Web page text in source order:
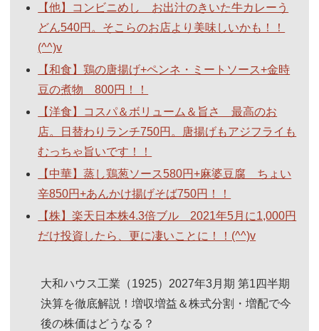
【他】コンビニめし お出汁のきいた牛カレーう
どん540円。そこらのお店より美味しいかも！！
(^^)v
【和食】鶏の唐揚げ+ペンネ・ミートソース+金時
豆の煮物 800円！！
【洋食】コスパ＆ボリューム＆旨さ 最高のお
店。日替わりランチ750円。唐揚げもアジフライも
むっちゃ旨いです！！
【中華】蒸し鶏葱ソース580円+麻婆豆腐 ちょい
辛850円+あんかけ揚げそば750円！！
【株】楽天日本株4.3倍ブル 2021年5月に1,000円
だけ投資したら、更に凄いことに！！(^^)v
大和ハウス工業（1925）2027年3月期 第1四半期
決算を徹底解説！増収増益＆株式分割・増配で今
後の株価はどうなる？